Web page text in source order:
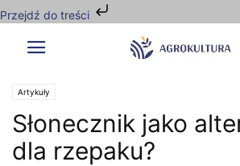
Przejdź do treści
Artykuły
Słonecznik jako
dla rzepaku?